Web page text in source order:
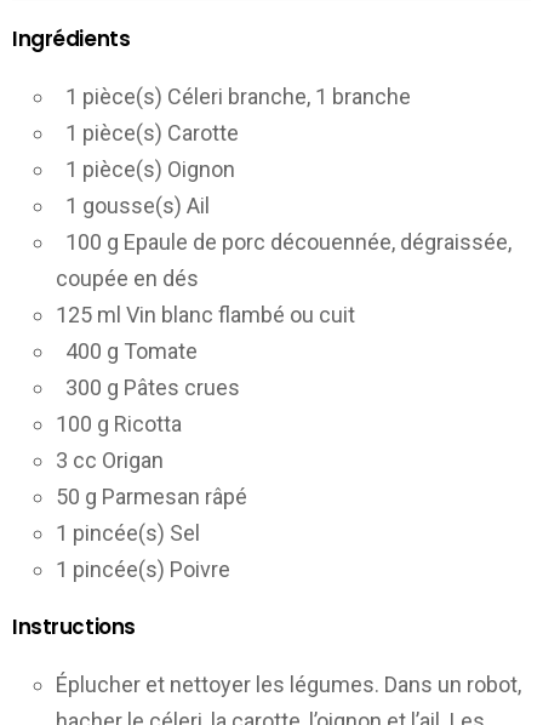
Ingrédients
1 pièce(s) Céleri branche, 1 branche
1 pièce(s) Carotte
1 pièce(s) Oignon
1 gousse(s) Ail
100 g Epaule de porc découennée, dégraissée,
coupée en dés
125 ml Vin blanc flambé ou cuit
400 g Tomate
300 g Pâtes crues
100 g Ricotta
3 cc Origan
50 g Parmesan râpé
1 pincée(s) Sel
1 pincée(s) Poivre
Instructions
Éplucher et nettoyer les légumes. Dans un robot,